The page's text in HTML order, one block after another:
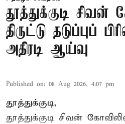
தூத்துக்குடி சிவன்
திருட்டு தடுப்புப்
அதிரடி ஆய்வு
Published on: 08 Aug 2026, 4:07 pm
தூத்துக்குடி,
தூத்துக்குடி சிவன்